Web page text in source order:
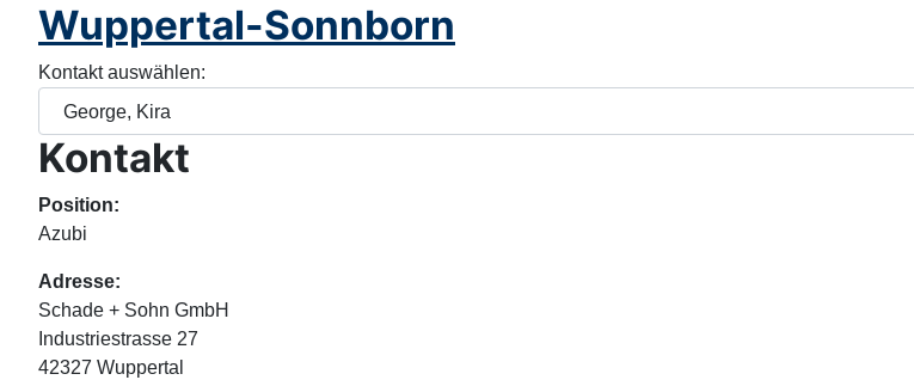
Wuppertal-Sonnborn
Kontakt auswählen:
Kontakt
Position:
Azubi
Adresse:
Schade + Sohn GmbH
Industriestrasse 27
42327 Wuppertal